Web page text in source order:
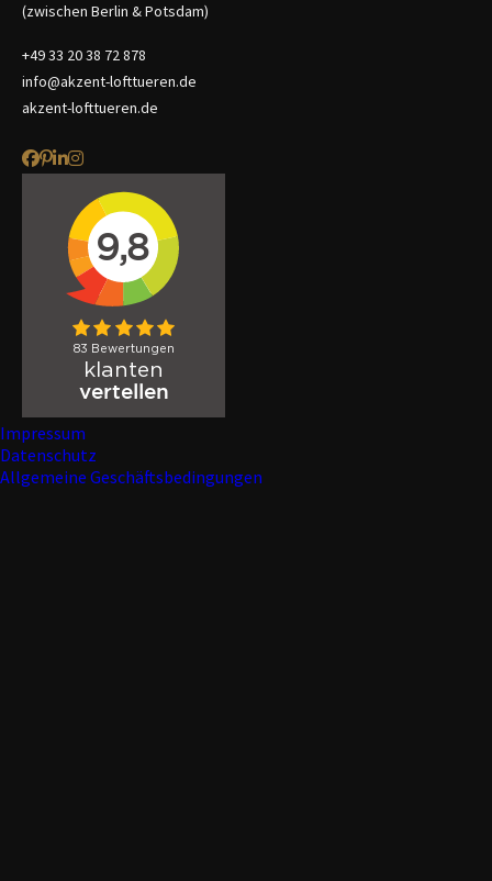
(zwischen Berlin & Potsdam)
+49 33 20 38 72 878
info@akzent-lofttueren.de
akzent-lofttueren.de
Impressum
Datenschutz
Allgemeine Geschäftsbedingungen